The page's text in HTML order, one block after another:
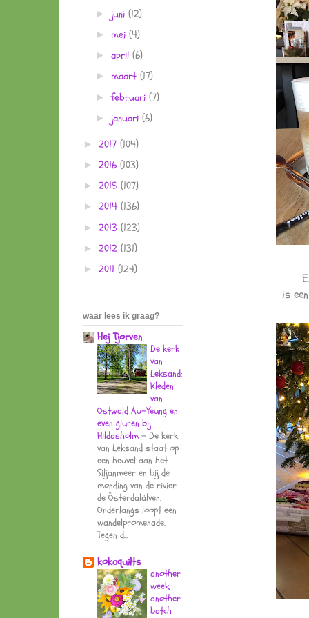
is
► juni (12)
► mei (4)
► april (6)
► maart (17)
►februari (7)
► januari (6)
► 2017 (104)
► 2016 (103)
► 2015 (107)
► 2014 (136)
► 2013 (123)
► 2012 (131)
► 2011 (124)
waar lees ik graag?
Hej Tjorven
De kerk
van
Leksand:
Kleden
van
Ostwald Au-Yeung en
even gluren bij
Hildasholm - De kerk
van Leksand staat op
een heuvel aan het
Siljanmeer en bij de
monding van de rivier
de Österdalälven.
Onderlangs loopt een
wandelpromenade.
Tegen d...
kokaquilts
another
week,
another
batch